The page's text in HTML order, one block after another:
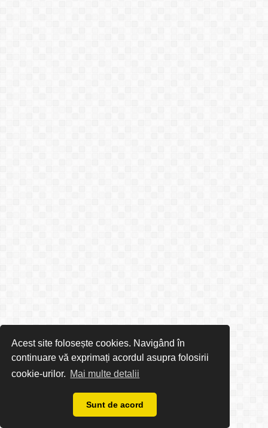
Acest site folosește cookies. Navigând în
continuare vă exprimați acordul asupra folosirii
cookie-urilor. Mai multe detalii
Sunt de acord